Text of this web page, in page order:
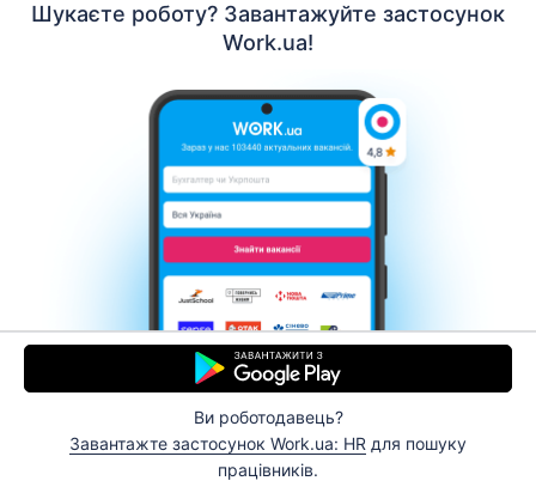
Шукаєте роботу? Завантажуйте застосунок
Work.ua!
Ви роботодавець?
Завантажте застосунок Work.ua: HR для пошуку
працівників.
Контакти Про нас
Кар’єра
Допомога Умови використання
© 2006–2026 Work.ua. Сервіс пошуку роботи №1 в